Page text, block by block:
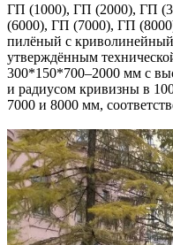
ГП (1000), ГП (2000), ГП
(6000), ГП (7000), ГП
пилёный с
утверждённым
300*150*700–2000 мм с
и радиусом кривизны в
7000 и 8000 мм,